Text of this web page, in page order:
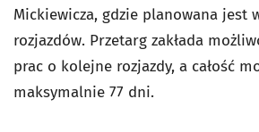
Mickiewicza, gdzie planowana jest
rozjazdów. Przetarg zakłada
prac o kolejne rozjazdy, a całość
maksymalnie 77 dni.